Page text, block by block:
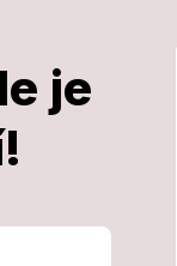
je